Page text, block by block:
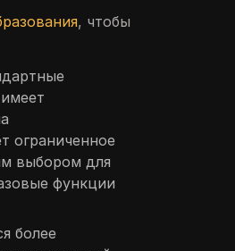
, чтобы
ограниченное
выбором для
функции
более